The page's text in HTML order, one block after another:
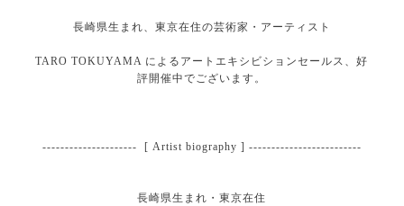
長崎県生まれ、東京在住の芸術家・アーティスト
TARO TOKUYAMA によるアートエキシビションセールス、好
評開催中でございます。
--------------------- [ Artist biography ] -------------------------
長崎県生まれ・東京在住